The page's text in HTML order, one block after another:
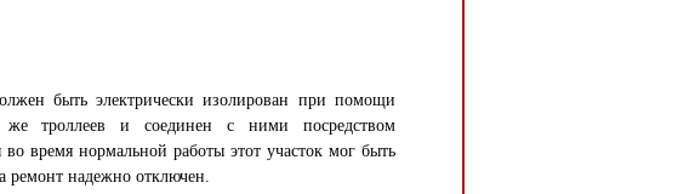
быть электрически изолирован при помощи
же троллеев и соединен с ними посредством
время нормальной работы этот участок мог быть
ремонт надежно отключен.